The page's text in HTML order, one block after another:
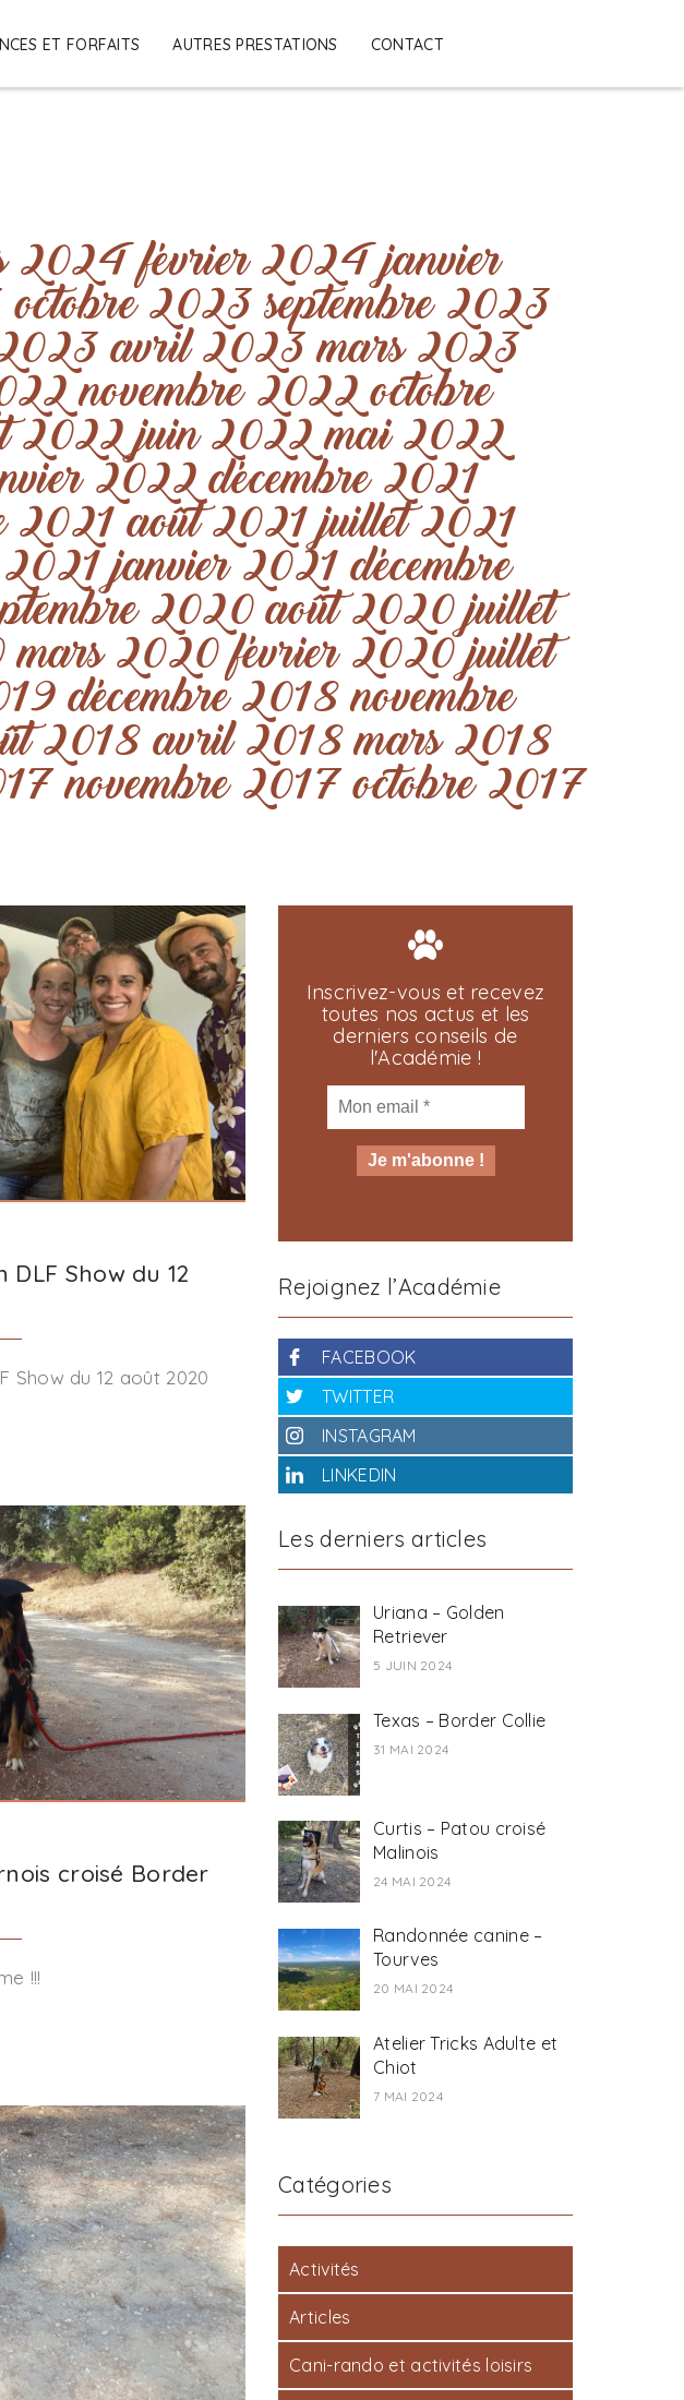
ET FORFAITS AUTRES PRESTATIONS CONTACT
2024février 2024janvier
octobre 2023septembre 2023
avril 2023mars 2023
novembre 2022octobre
2022juin 2022mai 2022
2022décembre 2021
2021août 2021juillet 2021
janvier 2021décembre
2020août 2020juillet
mars 2020février 2020juillet
décembre 2018novembre
2018avril 2018mars 2018
novembre 2017octobre 2017
DLF Show du 12
Show du 12 août 2020
croisé Border
!!!
Inscrivez-vous et recevez
toutes nos actus et les
derniers conseils de
l'Académie !
Rejoignez l’Académie
FACEBOOK
TWITTER
INSTAGRAM
LINKEDIN
Les derniers articles
Uriana – Golden
Retriever
5 JUIN 2024
Texas – Border Collie
31 MAI 2024
Curtis – Patou croisé
Malinois
24 MAI 2024
Randonnée canine –
Tourves
20 MAI 2024
Atelier Tricks Adulte et
Chiot
7 MAI 2024
Catégories
Activités
Articles
Cani-rando et activités loisirs